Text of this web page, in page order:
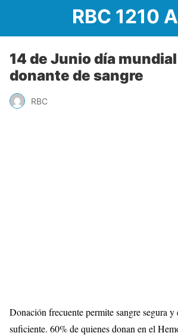
RBC 1210
14 de Junio día
donante de sangre
RBC
Donación frecuente permite sangre segura y
suficiente. 60% de quienes donan en el